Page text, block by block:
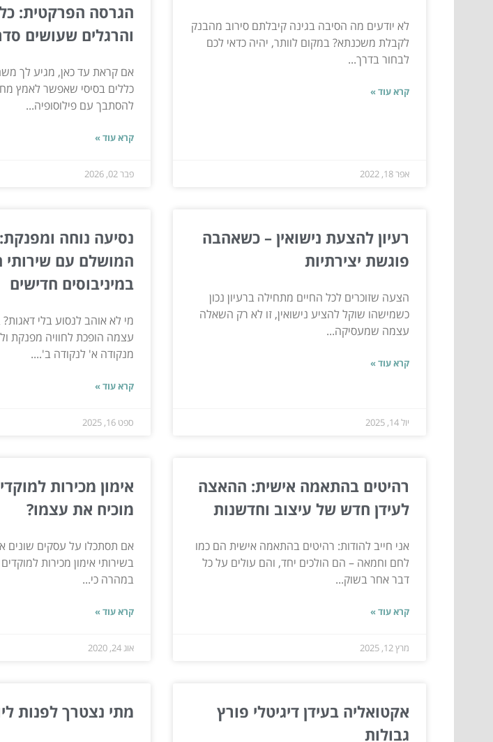
לא יודעים מה הסיבה בגינה קיבלתם סירוב מהבנק
לקבלת משכנתא? במקום לוותר, יהיה כדאי לכם
לבחור בדרך...
קרא עוד »
אפר 18, 2022
הגרסה הפרקטית:
והרגלים שעושים
אם קראת עד כאן, מגיע לך
כללים בסיסי שאפשר לאמץ
להסתבך עם פילוסופיה...
קרא עוד »
פבר 02, 2026
רעיון להצעת נישואין – כשאהבה
פוגשת יצירתיות
הצעה שזוכרים לכל החיים מתחילה ברעיון נכון
כשמישהו שוקל להציע נישואין, זו לא רק השאלה
עצמה שמעסיקה...
קרא עוד »
יול 14, 2025
נסיעה נוחה
המושלם עם שירותי
במיניבוסים חדישים
מי לא אוהב לנסוע בלי
עצמה הופכת לחוויה מפנקת
מנקודה א' לנקודה ב'....
קרא עוד »
ספט 16, 2025
רהיטים בהתאמה אישית: ההאצה
לעידן חדש של עיצוב וחדשנות
אני חייב להודות: רהיטים בהתאמה אישית הם כמו
לחם וחמאה – הם הולכים יחד, והם עולים על כל
דבר אחר בשוק...
קרא עוד »
מרץ 12, 2025
אימון מכירות
מוכיח את עצמו?
אם תסתכלו על עסקים שונים
בשירותי אימון מכירות
במהרה כי...
קרא עוד »
אוג 24, 2020
אקטואליה בעידן דיגיטלי פורץ
גבולות
מתי נצטרך לפנות